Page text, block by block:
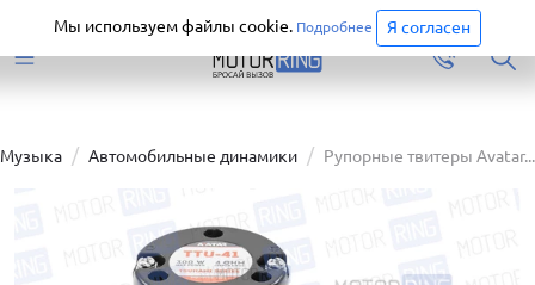
Перейти
Музыка Автомобильные динамики Рупорные твитеры Avatar...
Мы используем файлы cookie. Подробнее Я согласен